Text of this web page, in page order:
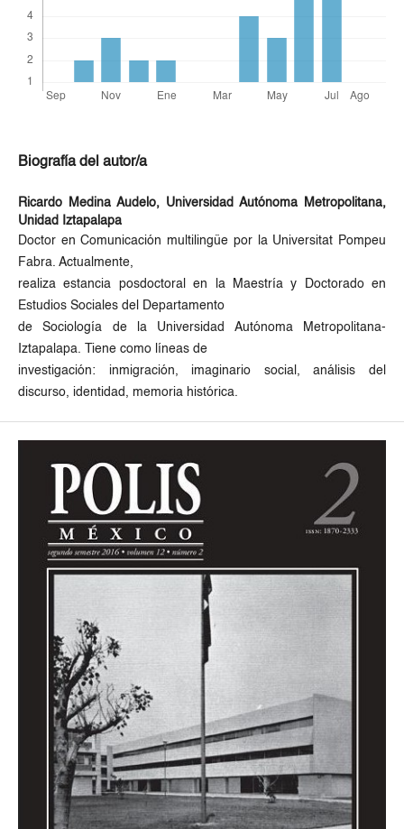
Biografía del autor/a
Ricardo Medina Audelo, Universidad Autónoma Metropolitana,
Unidad Iztapalapa
Doctor en Comunicación multilingüe por la Universitat Pompeu
Fabra. Actualmente,
realiza estancia posdoctoral en la Maestría y Doctorado en
Estudios Sociales del Departamento
de Sociología de la Universidad Autónoma Metropolitana-
Iztapalapa. Tiene como líneas de
investigación: inmigración, imaginario social, análisis del
discurso, identidad, memoria histórica.